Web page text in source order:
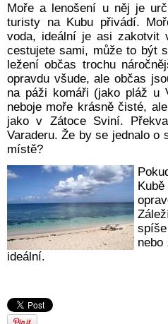
Moře a lenošení u něj je
turisty na Kubu přivádí.
voda, ideální je asi zakotvit
cestujete sami, může to být
ležení občas trochu
opravdu všude, ale občas
na páži komáři (jako pláž u
neboje moře krásně čisté,
jako v Zátoce Sviní.
Varaderu. Že by se jednalo o
místě?
ideální.